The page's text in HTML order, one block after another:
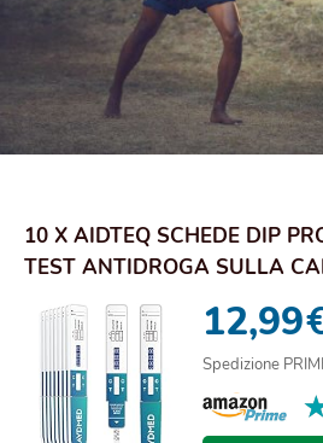
10 X AIDTEQ SCHEDE DIP
TEST ANTIDROGA SULLA
MARIJUANA...
12,99
Spedizione